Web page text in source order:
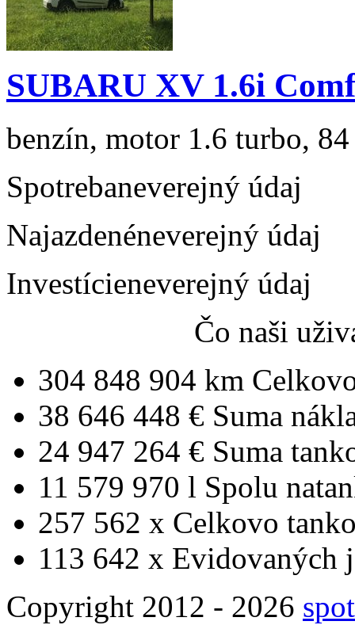
SUBARU XV 1.6i
benzín, motor 1.6 turbo,
Spotrebaneverejný údaj
Najazdenéneverejný údaj
Investícieneverejný údaj
Čo naši
304 848 904 km
38 646 448 € Suma
24 947 264 € Suma
11 579 970 l Spolu
257 562 x Celkovo
113 642 x Evidovaných
Copyright 2012 - 2026